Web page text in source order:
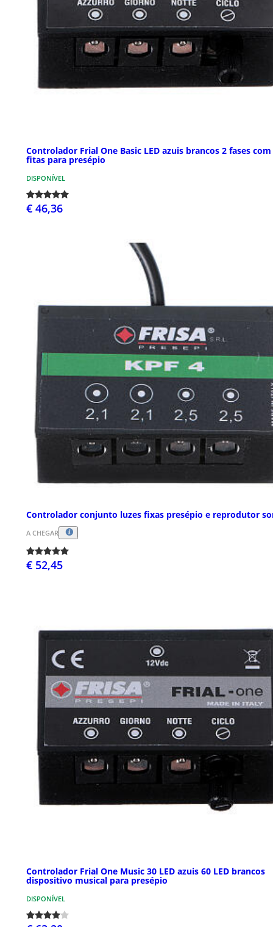
Controlador Frial One Basic LED azuis brancos 2 fases com
fitas para presépio
DISPONÍVEL
€ 46,36
Controlador conjunto luzes fixas presépio e reprodutor
A CHEGAR
€ 52,45
Controlador Frial One Music 30 LED azuis 60 LED brancos
dispositivo musical para presépio
DISPONÍVEL